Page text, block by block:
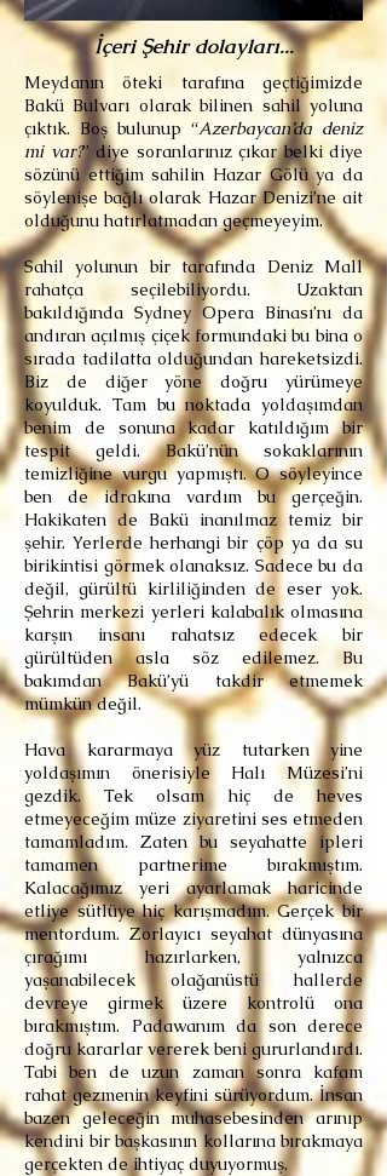
İçeri Şehir dolayları...
Meydanın öteki tarafına geçtiğimizde
Bakü Bulvarı olarak bilinen sahil yoluna
çıktık. Boş bulunup “Azerbaycan’da deniz
mi var?” diye soranlarınız çıkar belki diye
sözünü ettiğim sahilin Hazar Gölü ya da
söylenişe bağlı olarak Hazar Denizi’ne ait
olduğunu hatırlatmadan geçmeyeyim.
Sahil yolunun bir tarafında Deniz Mall
rahatça seçilebiliyordu. Uzaktan
bakıldığında Sydney Opera Binası’nı da
andıran açılmış çiçek formundaki bu bina o
sırada tadilatta olduğundan hareketsizdi.
Biz de diğer yöne doğru yürümeye
koyulduk. Tam bu noktada yoldaşımdan
benim de sonuna kadar katıldığım bir
tespit geldi. Bakü’nün sokaklarının
temizliğine vurgu yapmıştı. O söyleyince
ben de idrakına vardım bu gerçeğin.
Hakikaten de Bakü inanılmaz temiz bir
şehir. Yerlerde herhangi bir çöp ya da su
birikintisi görmek olanaksız. Sadece bu da
değil, gürültü kirliliğinden de eser yok.
Şehrin merkezi yerleri kalabalık olmasına
karşın insanı rahatsız edecek bir
gürültüden asla söz edilemez. Bu
bakımdan Bakü’yü takdir etmemek
mümkün değil.
Hava kararmaya yüz tutarken yine
yoldaşımın önerisiyle Halı Müzesi’ni
gezdik. Tek olsam hiç de heves
etmeyeceğim müze ziyaretini ses etmeden
tamamladım. Zaten bu seyahatte ipleri
tamamen partnerime bırakmıştım.
Kalacağımız yeri ayarlamak haricinde
etliye sütlüye hiç karışmadım. Gerçek bir
mentordum. Zorlayıcı seyahat dünyasına
çırağımı hazırlarken, yalnızca
yaşanabilecek olağanüstü hallerde
devreye girmek üzere kontrolü ona
bırakmıştım. Padawanım da son derece
doğru kararlar vererek beni gururlandırdı.
Tabi ben de uzun zaman sonra kafam
rahat gezmenin keyfini sürüyordum. İnsan
bazen geleceğin muhasebesinden arınıp
kendini bir başkasının kollarına bırakmaya
gerçekten de ihtiyaç duyuyormuş.